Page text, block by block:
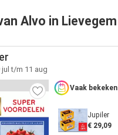
Alvo in Lievegem
t/m 11 aug
Vaak bekeken
Jupiler
€ 29,09